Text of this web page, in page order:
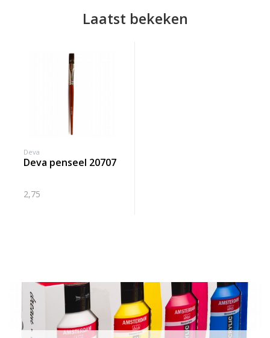
Laatst bekeken
Deva
deva penseel 20707
2,75
Banner row 2